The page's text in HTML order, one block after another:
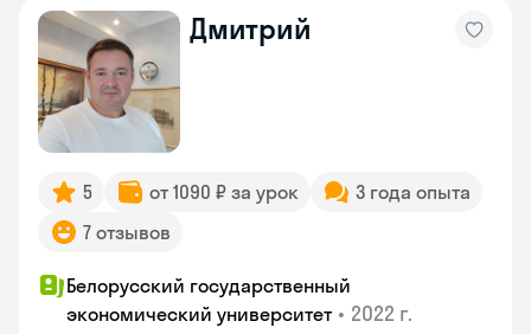
Дмитрий
5 от 1090 ₽ за урок
3 года опыта
7 отзывов
Белорусский государственный
экономический университет • 2022 г.